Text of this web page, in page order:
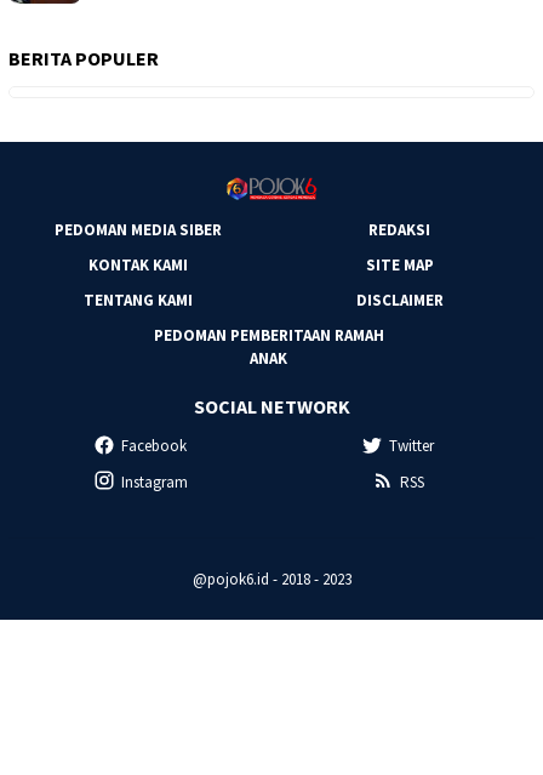
BERITA POPULER
PEDOMAN MEDIA SIBER
REDAKSI
KONTAK KAMI
SITE MAP
TENTANG KAMI
DISCLAIMER
PEDOMAN PEMBERITAAN RAMAH
ANAK
SOCIAL NETWORK
Facebook
Twitter
Instagram
RSS
@pojok6.id - 2018 - 2023